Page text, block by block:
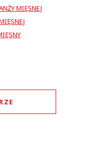
MIĘSNEJ